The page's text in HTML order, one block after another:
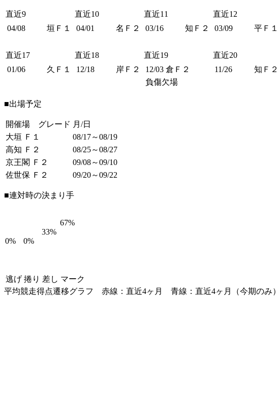
直近9 直近10 直近11 直近12
04/08
垣Ｆ１ 04/01 名Ｆ２ 03/16 知Ｆ２ 03/09 平Ｆ１
直近17 直近18 直近19
直近20
01/06
久Ｆ１ 12/18 岸Ｆ２ 12/03 倉Ｆ２
負傷欠場
11/26 知Ｆ２
■出場予定
開催場 グレード 月/日
大垣 Ｆ１
08/17～08/19
高知 Ｆ２
08/25～08/27
京王閣 Ｆ２
09/08～09/10
佐世保 Ｆ２
09/20～09/22
■連対時の決まり手
0% 0%
33%
67%
逃げ 捲り 差し マーク
平均競走得点遷移グラフ 赤線：直近4ヶ月 青線：直近4ヶ月（今期のみ）